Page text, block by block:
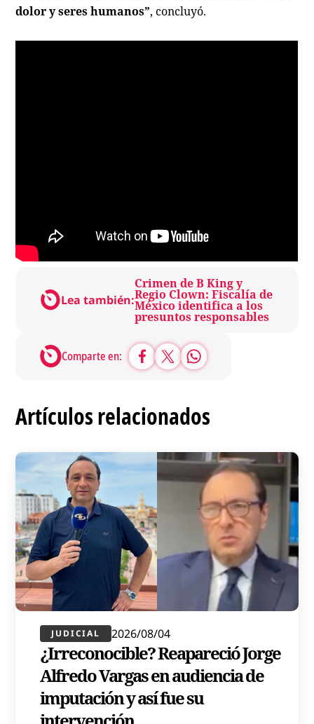
dolor y seres humanos”, concluyó.
Lea también:
Crimen de B King y
Regio Clown: Fiscalía de
México identifica a los
presuntos responsables
Comparte en:
Artículos relacionados
JUDICIAL 2026/08/04
¿Irreconocible? Reapareció Jorge
Alfredo Vargas en audiencia de
imputación y así fue su